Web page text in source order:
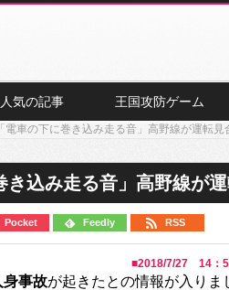
人気の記事 王国攻防ゲーム
電車の下に巻き込み走る音」高野線が運転見
込み走る音」高野線が
Pocket Feedly RSS
■2018/7/27 14：
身事故が起きたとの情報が入りま